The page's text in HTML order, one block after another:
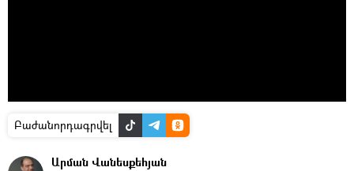
Բաժանորդագրվել
Արման Վանեսքեհյան